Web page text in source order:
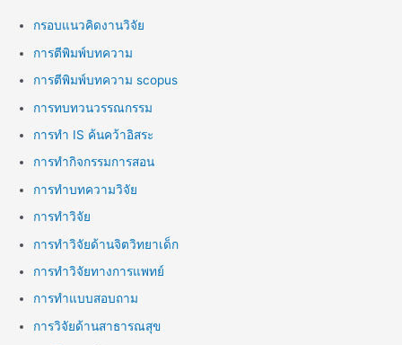
กรอบแนวคิดงานวิจัย
การตีพิมพ์บทความ
การตีพิมพ์บทความ scopus
การทบทวนวรรณกรรม
การทำ IS ค้นคว้าอิสระ
การทำกิจกรรมการสอน
การทำบทความวิจัย
การทำวิจัย
การทำวิจัยด้านจิตวิทยาเด็ก
การทำวิจัยทางการแพทย์
การทำแบบสอบถาม
การวิจัยด้านสาธารณสุข